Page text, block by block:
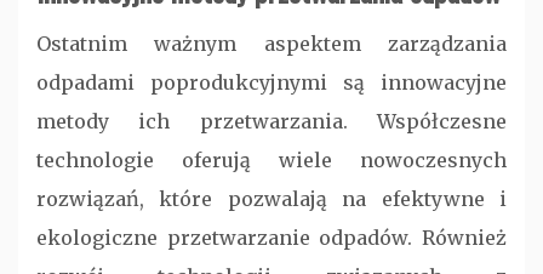
Ostatnim ważnym aspektem zarządzania
odpadami poprodukcyjnymi są innowacyjne
metody ich przetwarzania. Współczesne
technologie oferują wiele nowoczesnych
rozwiązań, które pozwalają na efektywne i
ekologiczne przetwarzanie odpadów. Również